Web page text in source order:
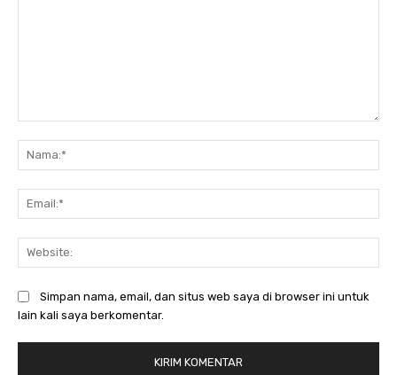
Simpan nama, email, dan situs web saya di browser ini untuk
lain kali saya berkomentar.